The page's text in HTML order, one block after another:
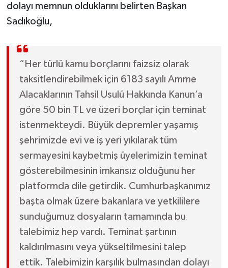
dolayı memnun olduklarını belirten Başkan
Sadıkoğlu,
“Her türlü kamu borçlarını faizsiz olarak
taksitlendirebilmek için 6183 sayılı Amme
Alacaklarının Tahsil Usulü Hakkında Kanun’a
göre 50 bin TL ve üzeri borçlar için teminat
istenmekteydi. Büyük depremler yaşamış
şehrimizde evi ve iş yeri yıkılarak tüm
sermayesini kaybetmiş üyelerimizin teminat
gösterebilmesinin imkansız olduğunu her
platformda dile getirdik. Cumhurbaşkanımız
başta olmak üzere bakanlara ve yetkililere
sunduğumuz dosyaların tamamında bu
talebimiz hep vardı. Teminat şartının
kaldırılmasını veya yükseltilmesini talep
ettik. Talebimizin karşılık bulmasından dolayı